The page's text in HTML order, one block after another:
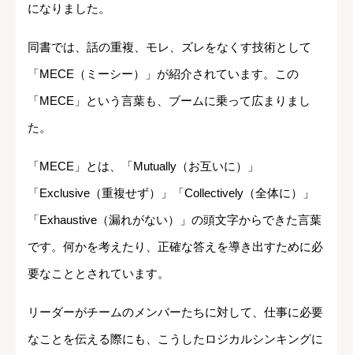
になりました。
同書では、話の重複、モレ、ズレをなくす技術として
「MECE（ミーシー）」が紹介されています。この
「MECE」という言葉も、ブームに乗って広まりまし
た。
「MECE」とは、「Mutually（お互いに）」
「Exclusive（重複せず）」「Collectively（全体に）」
「Exhaustive（漏れがない）」の頭文字からできた言葉
です。何かを考えたり、正確な答えを導き出すために必
要なこととされています。
リーダーがチームのメンバーたちに対して、仕事に必要
なことを伝える際にも、こうしたロジカルシンキングに